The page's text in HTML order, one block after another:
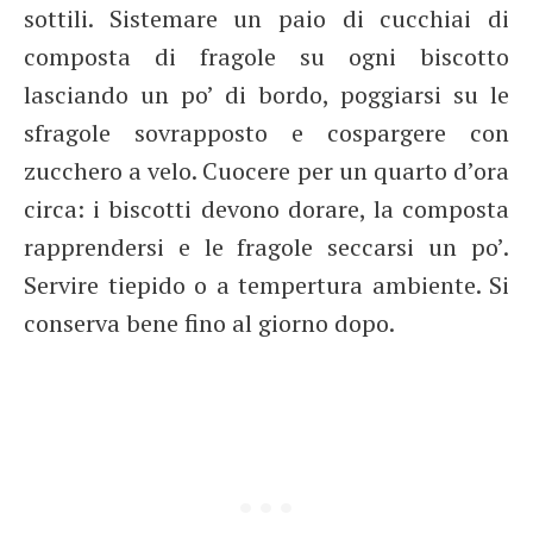
sottili. Sistemare un paio di cucchiai di
composta di fragole su ogni biscotto
lasciando un po’ di bordo, poggiarsi su le
sfragole sovrapposto e cospargere con
zucchero a velo. Cuocere per un quarto d’ora
circa: i biscotti devono dorare, la composta
rapprendersi e le fragole seccarsi un po’.
Servire tiepido o a tempertura ambiente. Si
conserva bene fino al giorno dopo.